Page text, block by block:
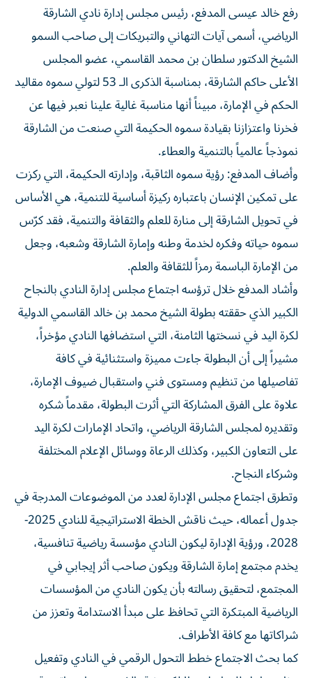
رفع خالد عيسى المدفع، رئيس مجلس إدارة نادي الشارقة
الرياضي، أسمى آيات التهاني والتبريكات إلى صاحب السمو
الشيخ الدكتور سلطان بن محمد القاسمي، عضو المجلس
الأعلى حاكم الشارقة، بمناسبة الذكرى الـ 53 لتولي سموه مقاليد
الحكم في الإمارة، مبيناً أنها مناسبة غالية علينا نعبر فيها عن
فخرنا واعتزازنا بقيادة سموه الحكيمة التي صنعت من الشارقة
نموذجاً عالمياً بالتنمية والعطاء.
وأضاف المدفع: رؤية سموه الثاقبة، وإدارته الحكيمة، التي ركزت
على تمكين الإنسان باعتباره ركيزة أساسية للتنمية، هي الأساس
في تحويل الشارقة إلى منارة للعلم والثقافة والتنمية، فقد كرّس
سموه حياته وفكره لخدمة وطنه وإمارة الشارقة وشعبه، وجعل
من الإمارة الباسمة رمزاً للثقافة والعلم.
وأشاد المدفع خلال ترؤسه اجتماع مجلس إدارة النادي بالنجاح
الكبير الذي حققته بطولة الشيخ محمد بن خالد القاسمي الدولية
لكرة اليد في نسختها الثامنة، التي استضافها النادي مؤخراً،
مشيراً إلى أن البطولة جاءت مميزة واستثنائية في كافة
تفاصيلها من تنظيم ومستوى فني واستقبال ضيوف الإمارة،
علاوة على الفرق المشاركة التي أثرت البطولة، مقدماً شكره
وتقديره لمجلس الشارقة الرياضي، واتحاد الإمارات لكرة اليد
على التعاون الكبير، وكذلك الرعاة ووسائل الإعلام المختلفة
وشركاء النجاح.
وتطرق اجتماع مجلس الإدارة لعدد من الموضوعات المدرجة في
جدول أعماله، حيث ناقش الخطة الاستراتيجية للنادي 2025-
2028، ورؤية الإدارة ليكون النادي مؤسسة رياضية تنافسية،
يخدم مجتمع إمارة الشارقة ويكون صاحب أثر إيجابي في
المجتمع، لتحقيق رسالته بأن يكون النادي من المؤسسات
الرياضية المبتكرة التي تحافظ على مبدأ الاستدامة وتعزز من
شراكاتها مع كافة الأطراف.
كما بحث الاجتماع خطط التحول الرقمي في النادي وتفعيل